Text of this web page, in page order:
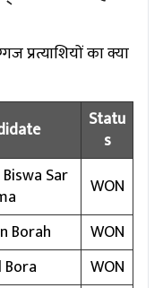
प्रत्याशियों का क्या
Statu
s
Sar
WON
Borah
WON
WON